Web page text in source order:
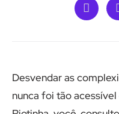
Desvendar as
nunca foi tão